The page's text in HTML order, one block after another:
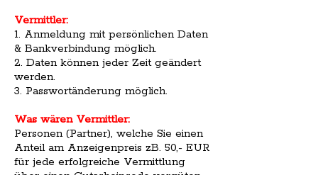
Vermittler:
1. Anmeldung mit persönlichen Daten
& Bankverbindung möglich.
2. Daten können jeder Zeit geändert
werden.
3. Passwortänderung möglich.
Was wären Vermittler:
Personen (Partner), welche Sie einen
Anteil am Anzeigenpreis zB. 50,- EUR
für jede erfolgreiche Vermittlung